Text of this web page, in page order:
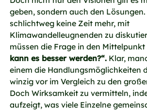
geben, sondern auch den
schlichtweg keine Zeit mehr, mit
Klimawandelleugnenden zu
müssen die Frage in den Mittelpunkt
kann es besser werden?“. Klar,
einem die Handlungsmöglichkeiten
winzig vor im Vergleich zu den
Doch Wirksamkeit zu vermitteln,
aufzeigt, was viele Einzelne